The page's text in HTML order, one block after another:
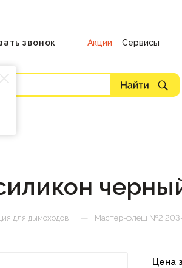
звонок Акции Сервисы
для дымоходов — Мастер-флеш №2
Цена